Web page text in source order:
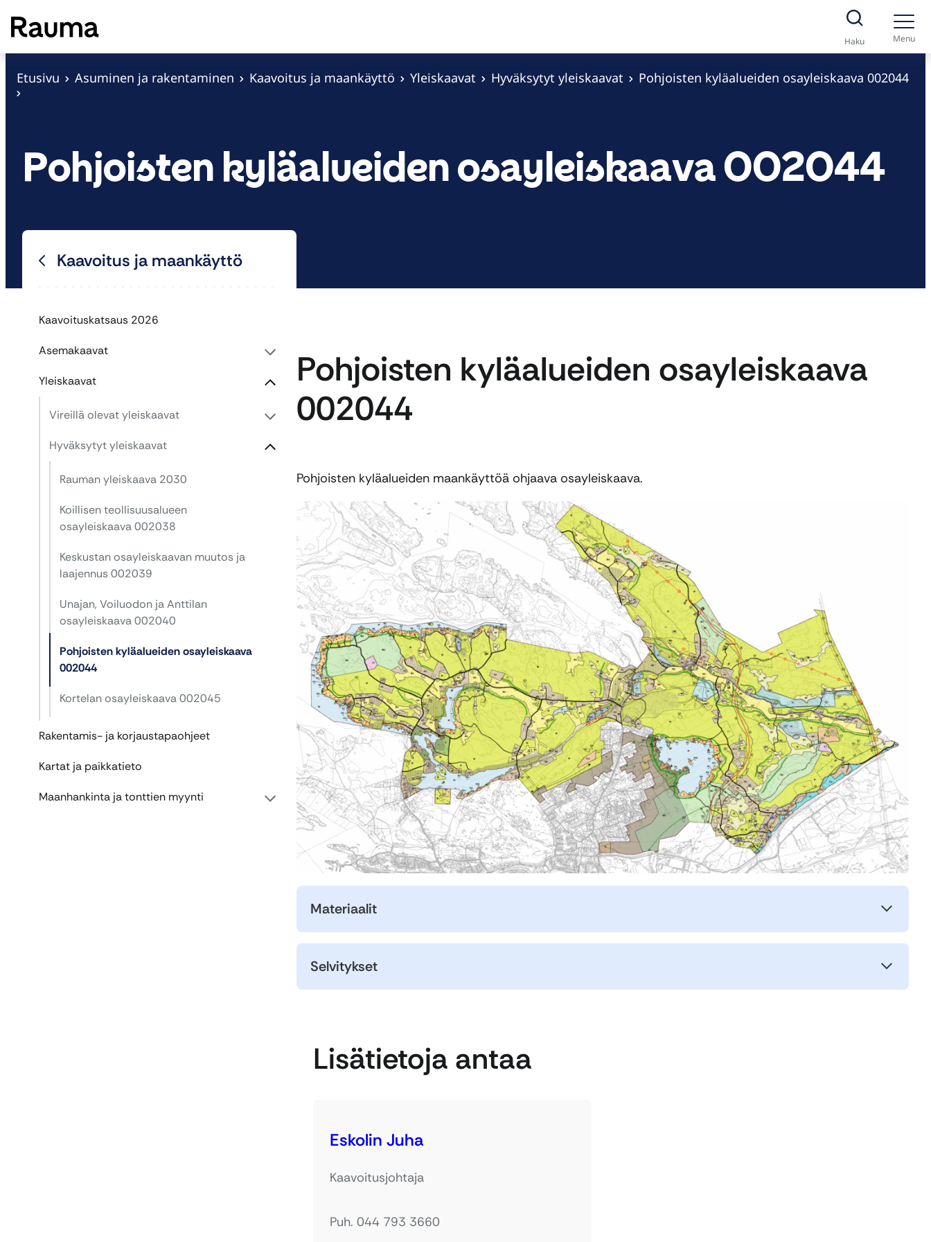
S
i
n
Haku Menu
Etusivu Asuminen ja rakentaminen Kaavoitus ja maankäyttö Yleiskaavat Hyväksytyt yleiskaavat Pohjoisten kyläalueiden osayleiskaava 002044
Pohjoisten kyläalueiden osayleiskaava 002044
Kaavoitus ja maankäyttö
Kaavoituskatsaus 2026
Asemakaavat
Yleiskaavat
Vireillä olevat yleiskaavat
Hyväksytyt yleiskaavat
Rauman yleiskaava 2030
Koillisen teollisuusalueen
osayleiskaava 002038
Keskustan osayleiskaavan muutos ja
laajennus 002039
Unajan, Voiluodon ja Anttilan
osayleiskaava 002040
Pohjoisten kyläalueiden osayleiskaava
002044
Kortelan osayleiskaava 002045
Rakentamis- ja korjaustapaohjeet
Kartat ja paikkatieto
Maanhankinta ja tonttien myynti
Pohjoisten kyläalueiden osayleiskaava
002044
Pohjoisten kyläalueiden maankäyttöä ohjaava osayleiskaava.
Materiaalit
Selvitykset
Lisätietoja antaa
Eskolin Juha
Kaavoitusjohtaja
Puh. 044 793 3660